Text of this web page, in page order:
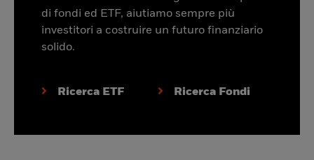
di fondi ed ETF, aiutiamo sempre più
investitori a costruire un futuro finanziario
solido.
Ricerca ETF Ricerca Fondi